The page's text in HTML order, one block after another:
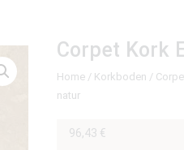
Corpet Kork
Home / Korkboden /
natur
96,43 €